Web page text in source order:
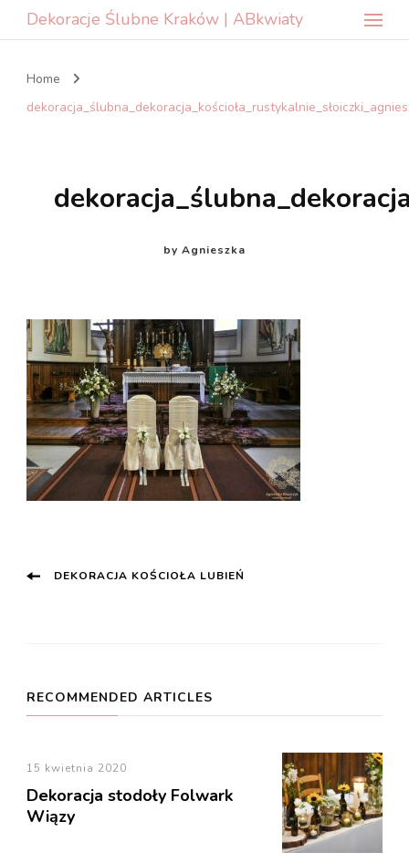
Dekoracje Ślubne Kraków | ABkwiaty
Home
by Agnieszka
Post
DEKORACJA KOŚCIOŁA LUBIEŃ
RECOMMENDED ARTICLES
15 kwietnia 2020
Dekoracja stodoły Folwark
Wiązy